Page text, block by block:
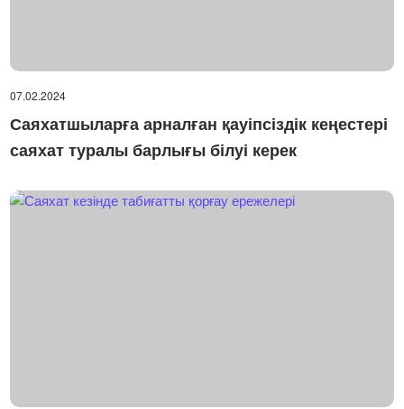
07.02.2024
Саяхатшыларға арналған қауіпсіздік кеңестері
саяхат туралы барлығы білуі керек